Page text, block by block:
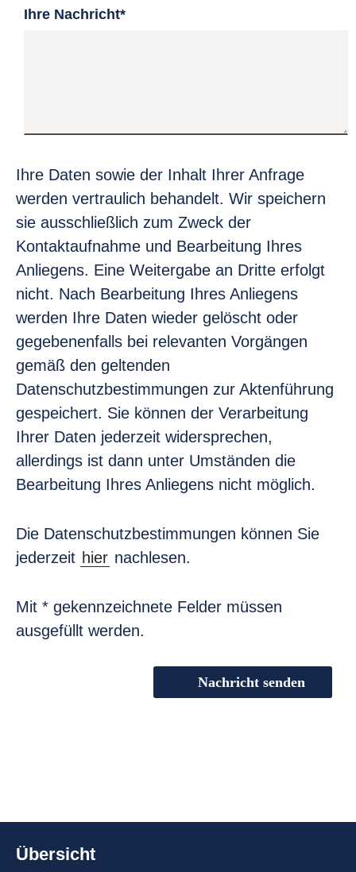
Ihre Nachricht*
Ihre Daten sowie der Inhalt Ihrer Anfrage
werden vertraulich behandelt. Wir speichern
sie ausschließlich zum Zweck der
Kontaktaufnahme und Bearbeitung Ihres
Anliegens. Eine Weitergabe an Dritte erfolgt
nicht. Nach Bearbeitung Ihres Anliegens
werden Ihre Daten wieder gelöscht oder
gegebenenfalls bei relevanten Vorgängen
gemäß den geltenden
Datenschutzbestimmungen zur Aktenführung
gespeichert. Sie können der Verarbeitung
Ihrer Daten jederzeit widersprechen,
allerdings ist dann unter Umständen die
Bearbeitung Ihres Anliegens nicht möglich.
Die Datenschutzbestimmungen können Sie
jederzeit hier nachlesen.
Mit * gekennzeichnete Felder müssen
ausgefüllt werden.
Nachricht senden
Übersicht